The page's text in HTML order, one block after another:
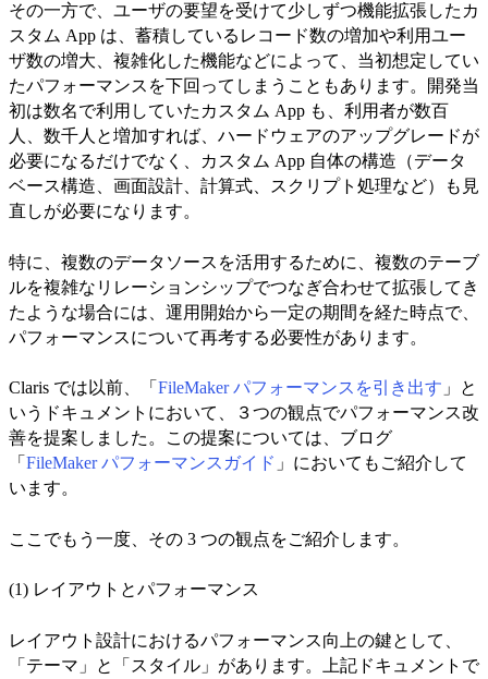
その一方で、ユーザの要望を受けて少しずつ機能拡張したカ
スタム App は、蓄積しているレコード数の増加や利用ユー
ザ数の増大、複雑化した機能などによって、当初想定してい
たパフォーマンスを下回ってしまうこともあります。開発当
初は数名で利用していたカスタム App も、利用者が数百
人、数千人と増加すれば、ハードウェアのアップグレードが
必要になるだけでなく、カスタム App 自体の構造（データ
ベース構造、画面設計、計算式、スクリプト処理など）も見
直しが必要になります。
特に、複数のデータソースを活用するために、複数のテーブ
ルを複雑なリレーションシップでつなぎ合わせて拡張してき
たような場合には、運用開始から一定の期間を経た時点で、
パフォーマンスについて再考する必要性があります。
Claris では以前、「 FileMaker パフォーマンスを引き出す 」と
いうドキュメントにおいて、３つの観点でパフォーマンス改
善を提案しました。この提案については、ブログ
「 FileMaker パフォーマンスガイド 」においてもご紹介して
います。
ここでもう一度、その 3 つの観点をご紹介します。
(1) レイアウトとパフォーマンス
レイアウト設計におけるパフォーマンス向上の鍵として、
「テーマ」と「スタイル」があります。上記ドキュメントで